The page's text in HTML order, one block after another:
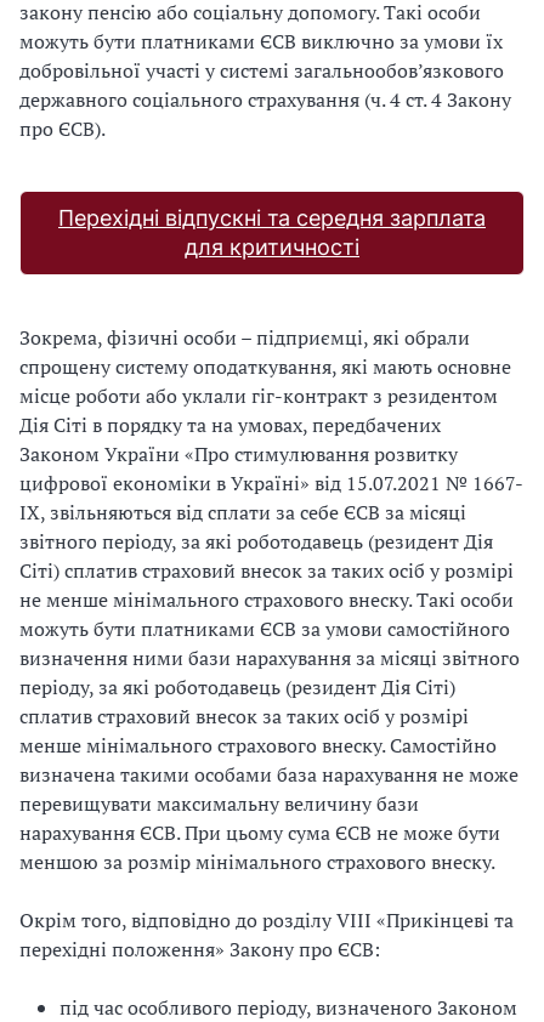
закону пенсію або соціальну допомогу. Такі особи
можуть бути платниками ЄСВ виключно за умови їх
добровільної участі у системі загальнообов’язкового
державного соціального страхування (ч. 4 ст. 4 Закону
про ЄСВ).
Перехідні відпускні та середня зарплата
для критичності
Зокрема, фізичні особи – підприємці, які обрали
спрощену систему оподаткування, які мають основне
місце роботи або уклали гіг-контракт з резидентом
Дія Сіті в порядку та на умовах, передбачених
Законом України «Про стимулювання розвитку
цифрової економіки в Україні» від 15.07.2021 № 1667-
IX, звільняються від сплати за себе ЄСВ за місяці
звітного періоду, за які роботодавець (резидент Дія
Сіті) сплатив страховий внесок за таких осіб у розмірі
не менше мінімального страхового внеску. Такі особи
можуть бути платниками ЄСВ за умови самостійного
визначення ними бази нарахування за місяці звітного
періоду, за які роботодавець (резидент Дія Сіті)
сплатив страховий внесок за таких осіб у розмірі
менше мінімального страхового внеску. Самостійно
визначена такими особами база нарахування не може
перевищувати максимальну величину бази
нарахування ЄСВ. При цьому сума ЄСВ не може бути
меншою за розмір мінімального страхового внеску.
Окрім того, відповідно до розділу VIII «Прикінцеві та
перехідні положення» Закону про ЄСВ:
під час особливого періоду, визначеного Законом